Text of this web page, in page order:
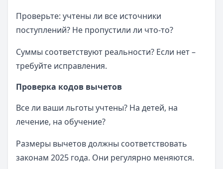
Проверьте: учтены ли все источники
поступлений? Не пропустили ли что-то?
Суммы соответствуют реальности? Если нет –
требуйте исправления.
Проверка кодов вычетов
Все ли ваши льготы учтены? На детей, на
лечение, на обучение?
Размеры вычетов должны соответствовать
законам 2025 года. Они регулярно меняются.